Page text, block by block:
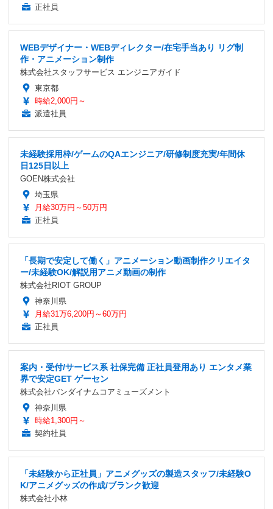
正社員
WEBデザイナー・WEBディレクター/在宅手当あり リグ制
作・アニメーション制作
株式会社スタッフサービス エンジニアガイド
東京都
時給2,000円～
派遣社員
未経験採用枠/ゲームのQAエンジニア/研修制度充実/年間休
日125日以上
GOEN株式会社
埼玉県
月給30万円～50万円
正社員
「長期で安定して働く」アニメーション動画制作クリエイタ
ー/未経験OK/解説用アニメ動画の制作
株式会社RIOT GROUP
神奈川県
月給31万6,200円～60万円
正社員
案内・受付/サービス系 社保完備 正社員登用あり エンタメ業
界で安定GET ゲーセン
株式会社バンダイナムコアミューズメント
神奈川県
時給1,300円～
契約社員
「未経験から正社員」アニメグッズの製造スタッフ/未経験O
K/アニメグッズの作成/ブランク歓迎
株式会社小林